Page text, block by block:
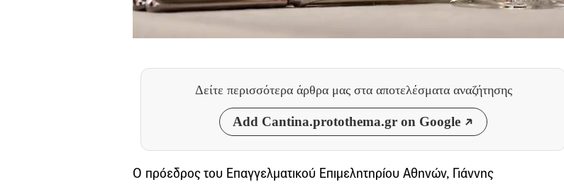
Δείτε περισσότερα άρθρα μας στα αποτελέσματα αναζήτησης
Add Cantina.protothema.gr on Google
Ο πρόεδρος του Επαγγελματικού Επιμελητηρίου Αθηνών, Γιάννης